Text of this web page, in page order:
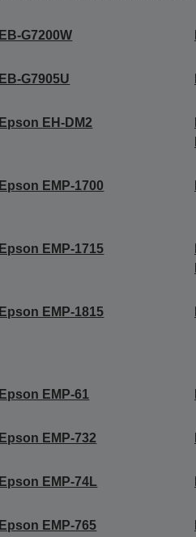
EB-G7200W
EB-G7905U
Epson EH-DM2
Epson EMP-1700
Epson EMP-1715
Epson EMP-1815
Epson EMP-61
Epson EMP-732
Epson EMP-74L
Epson EMP-765